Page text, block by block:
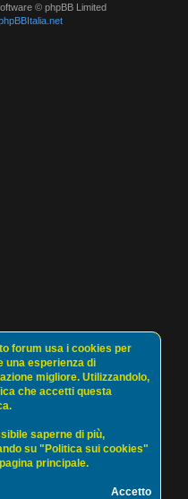
forum usa i cookies per
una esperienza di
migliore. Utilizzandolo,
che accetti questa
saperne di più,
su "Politica sui cookies"
principale.
Accetto
© phpBB Limited